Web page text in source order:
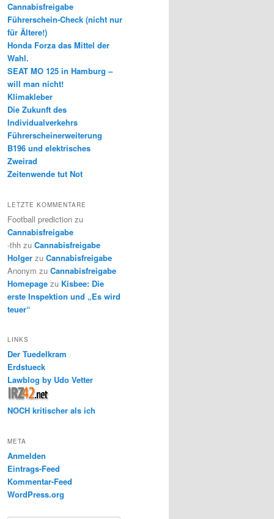
Cannabisfreigabe
Führerschein-Check (nicht nur
für Ältere!)
Honda Forza das Mittel der
Wahl.
SEAT MO 125 in Hamburg –
will man nicht!
Klimakleber
Die Zukunft des
Individualverkehrs
Führerscheinerweiterung
B196 und elektrisches
Zweirad
Zeitenwende tut Not
LETZTE KOMMENTARE
Football prediction zu
Cannabisfreigabe
-thh zu Cannabisfreigabe
Holger zu Cannabisfreigabe
Anonym zu Cannabisfreigabe
Homepage zu Kisbee: Die
erste Inspektion und „Es wird
teuer“
LINKS
Der Tuedelkram
Erdstueck
Lawblog by Udo Vetter
NOCH kritischer als ich
META
Anmelden
Eintrags-Feed
Kommentar-Feed
WordPress.org